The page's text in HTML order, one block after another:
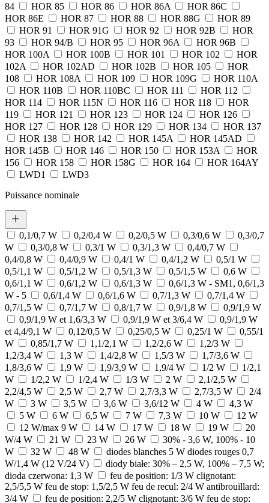
84
HOR 85 HOR 86 HOR 86A
HOR 86C
HOR 86E
HOR 87 HOR 88 HOR 88G
HOR 89
HOR 91
HOR 91G HOR 92 HOR 92B
HOR
93
HOR 94/B HOR 95 HOR 96A
HOR 96B
HOR 100A
HOR 100B HOR 101 HOR 102
HOR
102A
HOR 102AD HOR 102B HOR 105
HOR
108
HOR 108A HOR 109 HOR 109G
HOR 110A
HOR 110B
HOR 110BC HOR 111
HOR 112
HOR 114
HOR 115N HOR 116 HOR 118
HOR
119
HOR 121 HOR 123 HOR 124
HOR 126
HOR 127
HOR 128 HOR 129 HOR 134
HOR 137
HOR 138
HOR 142 HOR 145A
HOR 145AD
HOR 145B
HOR 146 HOR 150 HOR 153A
HOR
156
HOR 158 HOR 158G HOR 164
HOR 164AY
LWD1
LWD3
Puissance nominale
0,1/0,7 W 0,2/0,4 W 0,2/0,5 W 0,3/0,6 W
0,3/0,7
W
0,3/0,8 W 0,3/1 W 0,3/1,3 W
0,4/0,7 W
0,4/0,8 W
0,4/0,9 W 0,4/1 W 0,4/1,2 W
0,5/1 W
0,5/1,1 W
0,5/1,2 W 0,5/1,3 W 0,5/1,5 W
0,6 W
0,6/1,1 W
0,6/1,2 W 0,6/1,3 W
0,6/1,3 W - SM1, 0,6/1,3
W - 5
0,6/1,4 W 0,6/1,6 W 0,7/1,3 W
0,7/1,4 W
0,7/1,5 W
0,7/1,7 W 0,8/1,7 W 0,9/1,8 W
0,9/1,9 W
0,9/1,9 W et 1,6/3,3 W
0,9/1,9 W et 3/6,4 W
0,9/1,9 W
et 4,4/9,1 W
0,12/0,5 W 0,25/0,5 W 0,25/1 W
0,55/1
W
0,85/1,7 W 1,1/2,1 W 1,2/2,6 W
1,2/3 W
1,2/3,4 W
1,3 W 1,4/2,8 W 1,5/3 W
1,7/3,6 W
1,8/3,6 W
1,9 W 1,9/3,9 W 1,9/4 W 1/2 W
1/2,1
W
1/2,2 W 1/2,4 W 1/3 W 2 W
2,1/2,5 W
2,2/4,5 W
2,5 W 2,7 W 2,7/3,3 W 2,7/3,5 W
2/4
W
3 W 3,5 W 3,6 W 3,6/12 W 4 W
4,3 W
5 W
6 W 6,5 W 7 W 7,3 W 10 W
12 W
12 W/max 9 W
14 W 17 W 18 W 19 W
20
W/4 W
21 W 23 W 26 W
30% - 3,6 W, 100% - 10
W
32 W 48 W
diodes blanches 5 W diodes rouges 0,7
W/1,4 W (12 V/24 V)
diody białe: 30% – 2,5 W, 100% – 7,5 W;
dioda czerwona: 1,3 W
feu de position: 1/3 W clignotant:
2,5/5,5 W feu de stop: 1,5/2,5 W feu de recul: 2/4 W antibrouillard:
3/4 W
feu de position: 2,2/5 W clignotant: 3/6 W feu de stop: